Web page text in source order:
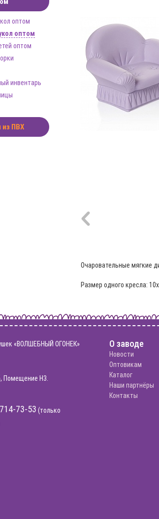
оптом
оптом
оптом
инвентарь
из ПВХ
Очаровательные мягкие
Размер одного кресла:
«ВОЛШЕБНЫЙ ОГОНЕК»
Помещение Н3.
73-53 (только
О заводе
Новости
Оптовикам
Каталог
Наши партнёры
Контакты